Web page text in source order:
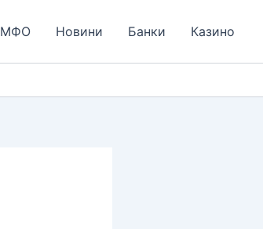
МФО Новини Банки Казино